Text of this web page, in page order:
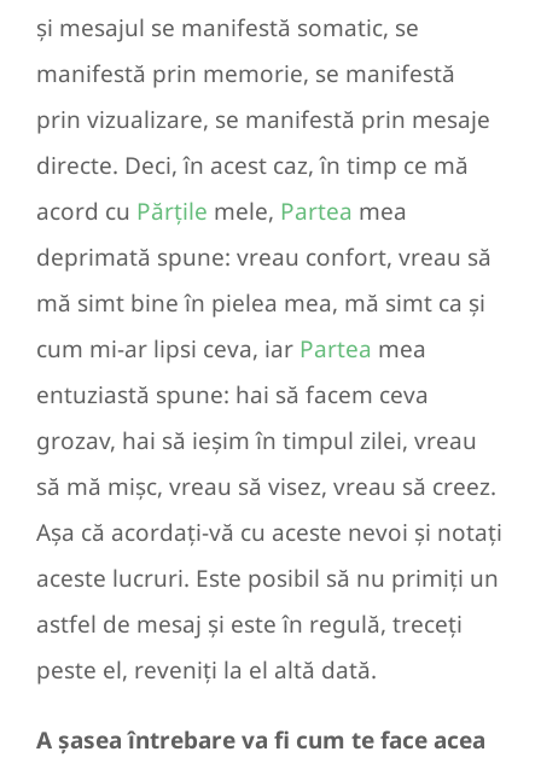
și mesajul se manifestă somatic, se
manifestă prin memorie, se manifestă
prin vizualizare, se manifestă prin mesaje
directe. Deci, în acest caz, în timp ce mă
acord cu Părțile mele, Partea mea
deprimată spune: vreau confort, vreau să
mă simt bine în pielea mea, mă simt ca și
cum mi-ar lipsi ceva, iar Partea mea
entuziastă spune: hai să facem ceva
grozav, hai să ieșim în timpul zilei, vreau
să mă mișc, vreau să visez, vreau să creez.
Așa că acordați-vă cu aceste nevoi și notați
aceste lucruri. Este posibil să nu primiți un
astfel de mesaj și este în regulă, treceți
peste el, reveniți la el altă dată.
A șasea întrebare va fi cum te face acea